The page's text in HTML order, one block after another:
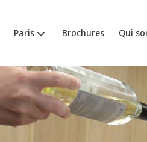
Paris Brochures Qui